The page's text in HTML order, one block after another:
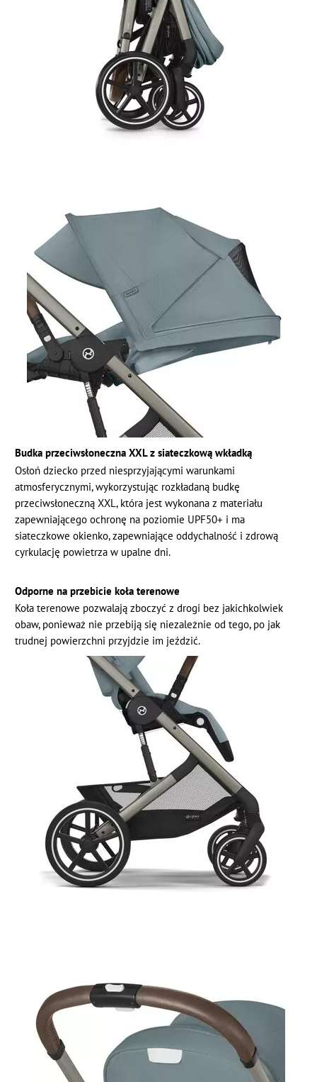
Budka przeciwsłoneczna XXL z siateczkową wkładką
Osłoń dziecko przed niesprzyjającymi warunkami
atmosferycznymi, wykorzystując rozkładaną budkę
przeciwsłoneczną XXL, która jest wykonana z materiału
zapewniającego ochronę na poziomie UPF50+ i ma
siateczkowe okienko, zapewniające oddychalność i zdrową
cyrkulację powietrza w upalne dni.
Odporne na przebicie koła terenowe
Koła terenowe pozwalają zboczyć z drogi bez jakichkolwiek
obaw, ponieważ nie przebiją się niezależnie od tego, po jak
trudnej powierzchni przyjdzie im jeździć.